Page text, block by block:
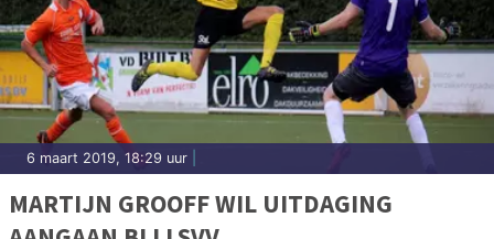
6 maart 2019, 18:29 uur
MARTIJN GROOFF WIL UITDAGING